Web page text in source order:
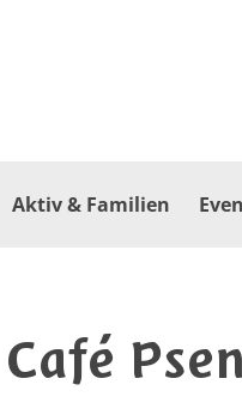
Aktiv & Familien